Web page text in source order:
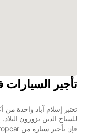
تأجير السيارات
تعتبر إسلام آباد واحدة
للسياح الذين يزورون